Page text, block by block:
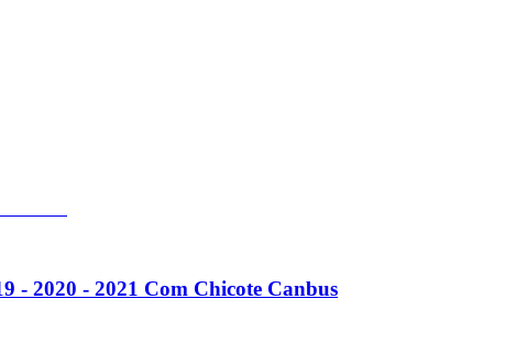
- 2020 - 2021 Com Chicote Canbus